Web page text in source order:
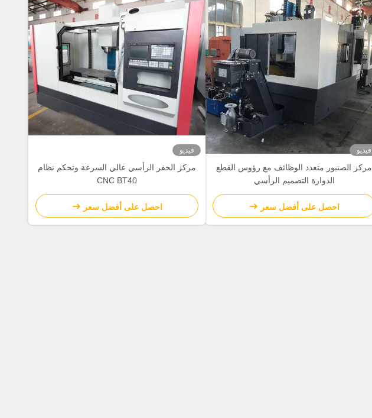
فيديو
مركز الصنبور متعدد الوظائف مع رؤوس القطع
الدوارة التصميم الرأسي
احصل على أفضل سعر
فيديو
مركز الحفر الرأسي عالي السرعة وتحكم نظام
CNC BT40
احصل على أفضل سعر